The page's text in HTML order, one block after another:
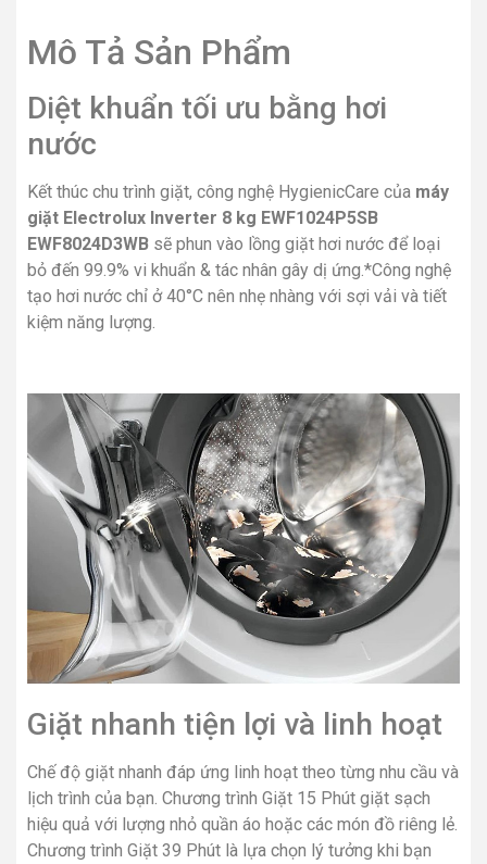
Mô Tả Sản Phẩm
Diệt khuẩn tối ưu bằng hơi
nước
Kết thúc chu trình giặt, công nghệ HygienicCare của máy
giặt Electrolux Inverter 8 kg EWF1024P5SB
EWF8024D3WB sẽ phun vào lồng giặt hơi nước để loại
bỏ đến 99.9% vi khuẩn & tác nhân gây dị ứng.*Công nghệ
tạo hơi nước chỉ ở 40°C nên nhẹ nhàng với sợi vải và tiết
kiệm năng lượng.
Giặt nhanh tiện lợi và linh hoạt
Chế độ giặt nhanh đáp ứng linh hoạt theo từng nhu cầu và
lịch trình của bạn. Chương trình Giặt 15 Phút giặt sạch
hiệu quả với lượng nhỏ quần áo hoặc các món đồ riêng lẻ.
Chương trình Giặt 39 Phút là lựa chọn lý tưởng khi bạn